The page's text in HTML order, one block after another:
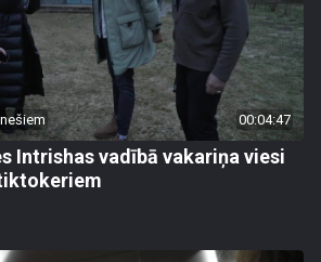
00:04:47
Intrishas vadībā vakariņa viesi